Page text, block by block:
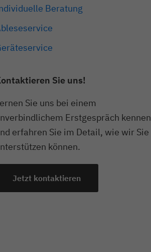
Beratung
Sie uns!
Sie uns bei einem
Erstgespräch kennen
erfahren Sie im Detail, wie wir Sie
können.
Jetzt kontaktieren